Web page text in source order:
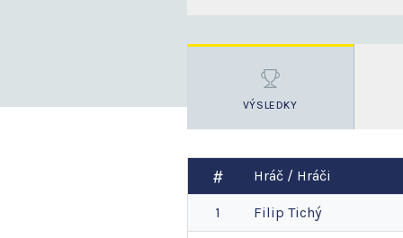
VÝSLEDKY
Hráč / Hráči
1 Filip Tichý